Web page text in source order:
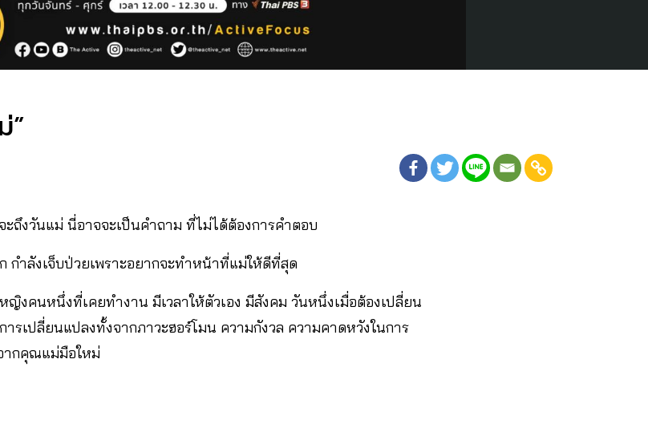
”
ถึงวันแม่ นี่อาจจะเป็นคำถาม ที่ไม่ได้ต้องการคำตอบ
กำลังเจ็บป่วยเพราะอยากจะทำหน้าที่แม่ให้ดีที่สุด
งคนหนึ่งที่เคยทำงาน มีเวลาให้ตัวเอง มีสังคม วันหนึ่งเมื่อต้องเปลี่ยน
รเปลี่ยนแปลงทั้งจากภาวะฮอร์โมน ความกังวล ความคาดหวังในการ
ากคุณแม่มือใหม่